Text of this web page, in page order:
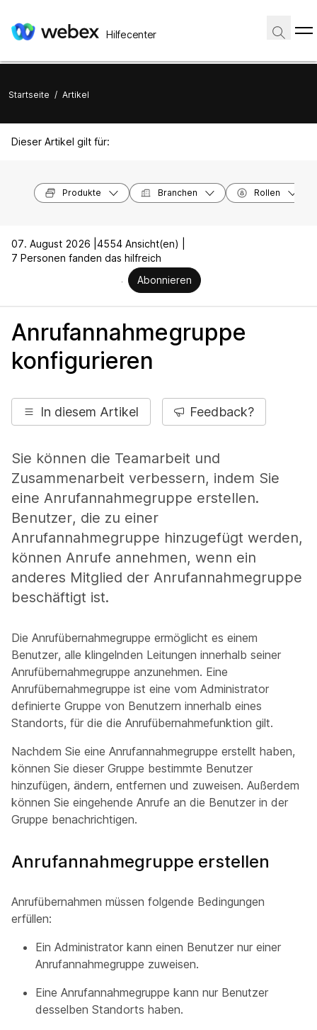
Hilfecenter
Startseite / Artikel
Dieser Artikel gilt für:
Produkte Branchen Rollen
07. August 2026 | 4554 Ansicht(en) |
7 Personen fanden das hilfreich
Abonnieren
Anrufannahmegruppe
konfigurieren
In diesem Artikel Feedback?
Sie können die Teamarbeit und
Zusammenarbeit verbessern, indem Sie
eine Anrufannahmegruppe erstellen.
Benutzer, die zu einer
Anrufannahmegruppe hinzugefügt werden,
können Anrufe annehmen, wenn ein
anderes Mitglied der Anrufannahmegruppe
beschäftigt ist.
Die Anrufübernahmegruppe ermöglicht es einem
Benutzer, alle klingelnden Leitungen innerhalb seiner
Anrufübernahmegruppe anzunehmen. Eine
Anrufübernahmegruppe ist eine vom Administrator
definierte Gruppe von Benutzern innerhalb eines
Standorts, für die die Anrufübernahmefunktion gilt.
Nachdem Sie eine Anrufannahmegruppe erstellt haben,
können Sie dieser Gruppe bestimmte Benutzer
hinzufügen, ändern, entfernen und zuweisen. Außerdem
können Sie eingehende Anrufe an die Benutzer in der
Gruppe benachrichtigen.
Anrufannahmegruppe erstellen
Anrufübernahmen müssen folgende Bedingungen
erfüllen:
Ein Administrator kann einen Benutzer nur einer
Anrufannahmegruppe zuweisen.
Eine Anrufannahmegruppe kann nur Benutzer
desselben Standorts haben.